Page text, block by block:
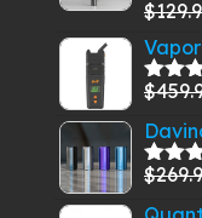
5
$
5
$
$